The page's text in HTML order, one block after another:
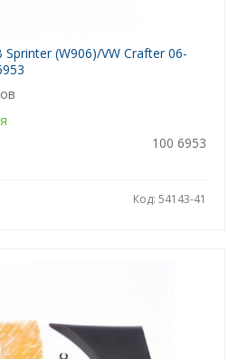
(W906)/VW Crafter 06-
100 6953
Код: 54143-41